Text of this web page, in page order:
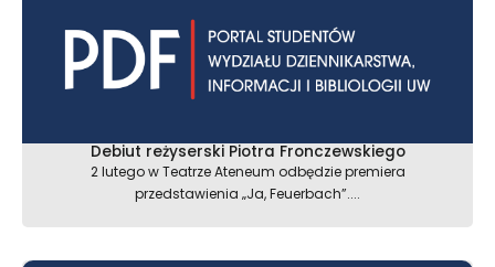
Debiut reżyserski Piotra Fronczewskiego
2 lutego w Teatrze Ateneum odbędzie premiera
przedstawienia „Ja, Feuerbach”....